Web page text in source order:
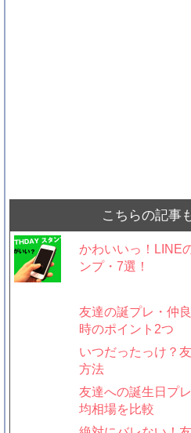
こちらの記事
かわいいっ！LINE
ンプ・7選！
友達の誕プレ・仲
時のポイント2つ
いつだったっけ？
方法
友達への誕生日プ
均相場を比較